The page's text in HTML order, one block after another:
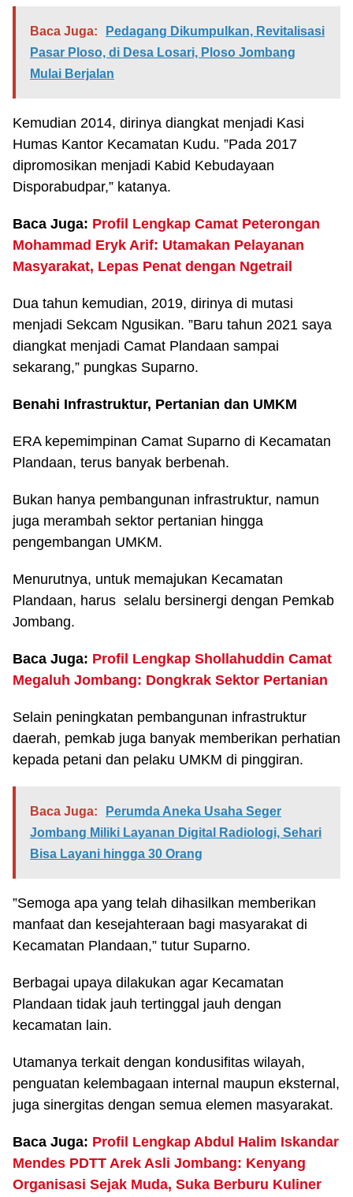
Baca Juga:
Pedagang Dikumpulkan, Revitalisasi
Pasar Ploso, di Desa Losari, Ploso Jombang
Mulai Berjalan
Kemudian 2014, dirinya diangkat menjadi Kasi
Humas Kantor Kecamatan Kudu. ”Pada 2017
dipromosikan menjadi Kabid Kebudayaan
Disporabudpar,” katanya.
Baca Juga: Profil Lengkap Camat Peterongan
Mohammad Eryk Arif: Utamakan Pelayanan
Masyarakat, Lepas Penat dengan Ngetrail
Dua tahun kemudian, 2019, dirinya di mutasi
menjadi Sekcam Ngusikan. ”Baru tahun 2021 saya
diangkat menjadi Camat Plandaan sampai
sekarang,” pungkas Suparno.
Benahi Infrastruktur, Pertanian dan UMKM
ERA kepemimpinan Camat Suparno di Kecamatan
Plandaan, terus banyak berbenah.
Bukan hanya pembangunan infrastruktur, namun
juga merambah sektor pertanian hingga
pengembangan UMKM.
Menurutnya, untuk memajukan Kecamatan
Plandaan, harus selalu bersinergi dengan Pemkab
Jombang.
Baca Juga: Profil Lengkap Shollahuddin Camat
Megaluh Jombang: Dongkrak Sektor Pertanian
Selain peningkatan pembangunan infrastruktur
daerah, pemkab juga banyak memberikan perhatian
kepada petani dan pelaku UMKM di pinggiran.
Baca Juga:
Perumda Aneka Usaha Seger
Jombang Miliki Layanan Digital Radiologi, Sehari
Bisa Layani hingga 30 Orang
”Semoga apa yang telah dihasilkan memberikan
manfaat dan kesejahteraan bagi masyarakat di
Kecamatan Plandaan,” tutur Suparno.
Berbagai upaya dilakukan agar Kecamatan
Plandaan tidak jauh tertinggal jauh dengan
kecamatan lain.
Utamanya terkait dengan kondusifitas wilayah,
penguatan kelembagaan internal maupun eksternal,
juga sinergitas dengan semua elemen masyarakat.
Baca Juga: Profil Lengkap Abdul Halim Iskandar
Mendes PDTT Arek Asli Jombang: Kenyang
Organisasi Sejak Muda, Suka Berburu Kuliner